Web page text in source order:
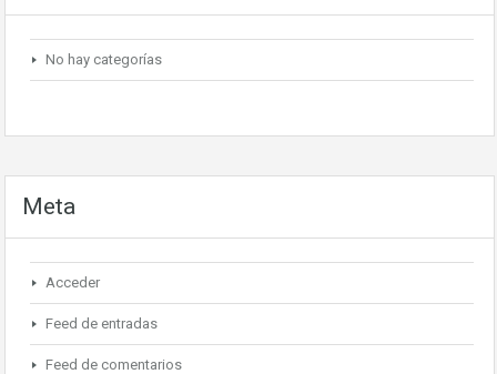
No hay categorías
Meta
Acceder
Feed de entradas
Feed de comentarios